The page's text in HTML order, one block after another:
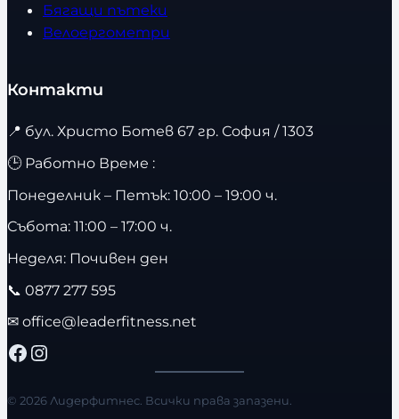
Бягащи пътеки
Велоергометри
Контакти
📍 бул. Христо Ботев 67 гр. София / 1303
🕒 Работно Време :
Понеделник – Петък: 10:00 – 19:00 ч.
Събота: 11:00 – 17:00 ч.
Неделя: Почивен ден
📞 0877 277 595
✉ office@leaderfitness.net
Facebook Instagram
© 2026 Лидерфитнес. Всички права запазени.